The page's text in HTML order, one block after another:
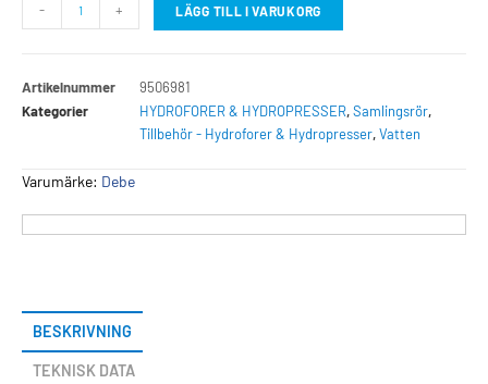
- + LÄGG TILL I VARUKORG
Artikelnummer
9506981
Kategorier
HYDROFORER & HYDROPRESSER,Samlingsrör,
Tillbehör - Hydroforer & Hydropresser,Vatten
Varumärke: Debe
BESKRIVNING
TEKNISK DATA